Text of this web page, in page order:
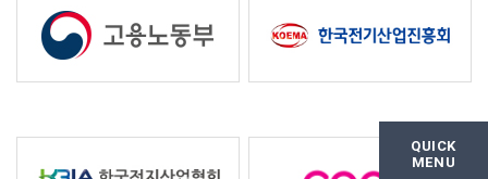
QUICK
MENU